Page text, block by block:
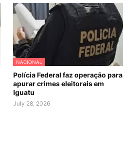
NACIONAL
Polícia Federal faz operação para
apurar crimes eleitorais em
Iguatu
July 28, 2026